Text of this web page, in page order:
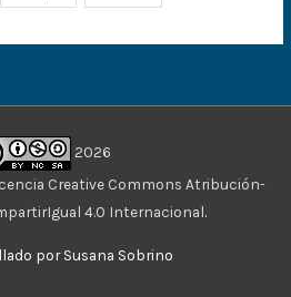
2026
Creative Commons Atribución-
4.0 Internacional.
por Susana Sobrino